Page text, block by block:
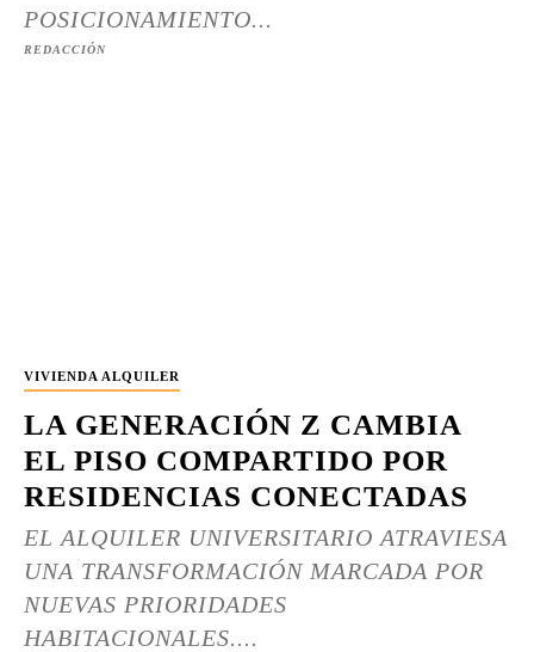
POSICIONAMIENTO...
REDACCIÓN
VIVIENDA ALQUILER
LA GENERACIÓN Z CAMBIA
EL PISO COMPARTIDO POR
RESIDENCIAS CONECTADAS
EL ALQUILER UNIVERSITARIO ATRAVIESA
UNA TRANSFORMACIÓN MARCADA POR
NUEVAS PRIORIDADES
HABITACIONALES....